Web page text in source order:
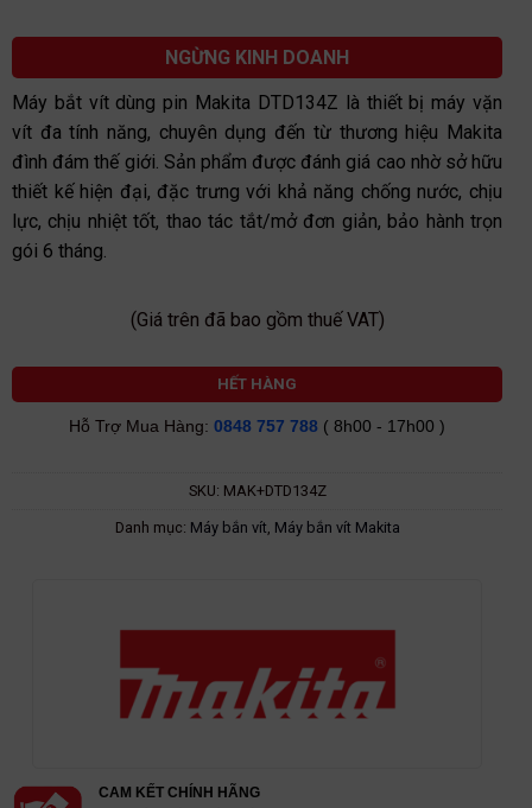
hạng
sao
NGỪNG KINH DOANH
Máy bắt vít dùng pin Makita DTD134Z là thiết bị máy vặn
vít đa tính năng, chuyên dụng đến từ thương hiệu Makita
đình đám thế giới. Sản phẩm được đánh giá cao nhờ sở hữu
thiết kế hiện đại, đặc trưng với khả năng chống nước, chịu
lực, chịu nhiệt tốt, thao tác tắt/mở đơn giản, bảo hành trọn
gói 6 tháng.
(Giá trên đã bao gồm thuế VAT)
HẾT HÀNG
Hỗ Trợ Mua Hàng: 0848 757 788 ( 8h00 - 17h00 )
SKU: MAK+DTD134Z
Danh mục: Máy bắn vít Máy bắn vít Makita
CAM KẾT CHÍNH HÃNG